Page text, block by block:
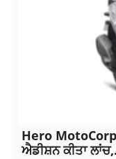
Hero
ਐਡੀਸ਼ਨ ਕੀਤਾ